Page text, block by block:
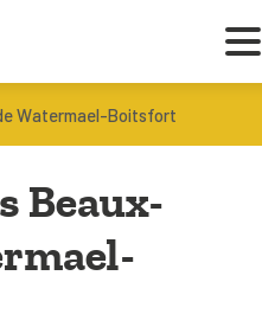
Watermael-Boitsfort
Beaux-